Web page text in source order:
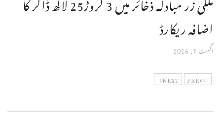
اضافہ ریکارڈ
اگست 7, 2026
PREV
NEXT